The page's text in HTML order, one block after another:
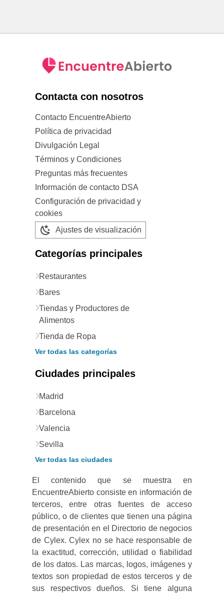
Contacta con nosotros
Contacto EncuentreAbierto
Política de privacidad
Divulgación Legal
Términos y Condiciones
Preguntas más frecuentes
Información de contacto DSA
Configuración de privacidad y
cookies
Ajustes de visualización
Categorías principales
Restaurantes
Bares
Tiendas y Productores de
Alimentos
Tienda de Ropa
Ver todas las categorías
Ciudades principales
Madrid
Barcelona
Valencia
Sevilla
Ver todas las ciudades
El contenido que se muestra en
EncuentreAbierto consiste en información de
terceros, entre otras fuentes de acceso
público, o de clientes que tienen una página
de presentación en el Directorio de negocios
de Cylex. Cylex no se hace responsable de
la exactitud, corrección, utilidad o fiabilidad
de los datos. Las marcas, logos, imágenes y
textos son propiedad de estos terceros y de
sus respectivos dueños. Si tiene alguna